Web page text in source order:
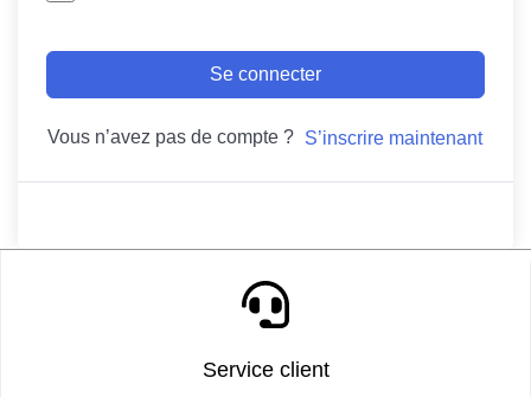
Se connecter
Vous n’avez pas de compte ? S’inscrire maintenant
Service client